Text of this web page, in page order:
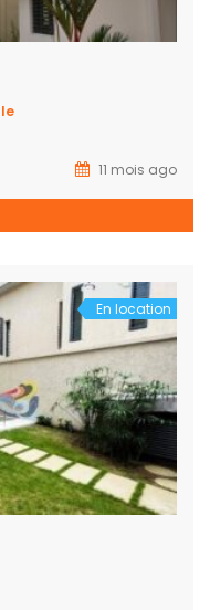
11 mois ago
En location